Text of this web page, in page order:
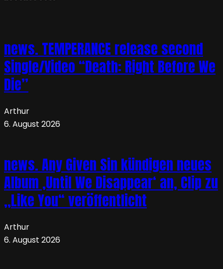
news. TEMPERANCE release second
Single/Video “Death: Right Before We
Die”
Arthur
6. August 2026
news. Any Given Sin kündigen neues
Album ‚Until We Disappear‘ an, Clip zu
„Like You“ veröffentlicht
Arthur
6. August 2026